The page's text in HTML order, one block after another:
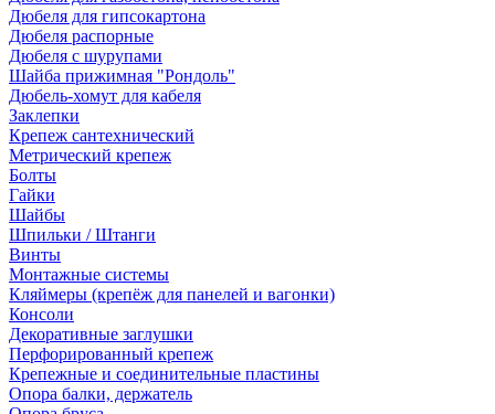
Дюбеля для гипсокартона
Дюбеля распорные
Дюбеля с шурупами
Шайба прижимная "Рондоль"
Дюбель-хомут для кабеля
Заклепки
Крепеж сантехнический
Метрический крепеж
Болты
Гайки
Шайбы
Шпильки / Штанги
Винты
Монтажные системы
Кляймеры (крепёж для панелей и вагонки)
Консоли
Декоративные заглушки
Перфорированный крепеж
Крепежные и соединительные пластины
Опора балки, держатель